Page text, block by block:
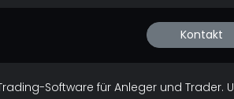
Kontakt
Software für Anleger und